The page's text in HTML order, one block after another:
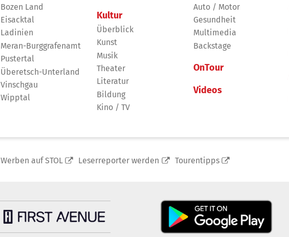
Bozen Land
Eisacktal
Ladinien
Meran-Burggrafenamt
Pustertal
Überetsch-Unterland
Vinschgau
Wipptal
Kultur
Überblick
Kunst
Musik
Theater
Literatur
Bildung
Kino / TV
Auto / Motor
Gesundheit
Multimedia
Backstage
OnTour
Videos
Werben auf STOL Leserreporter werden Tourentipps